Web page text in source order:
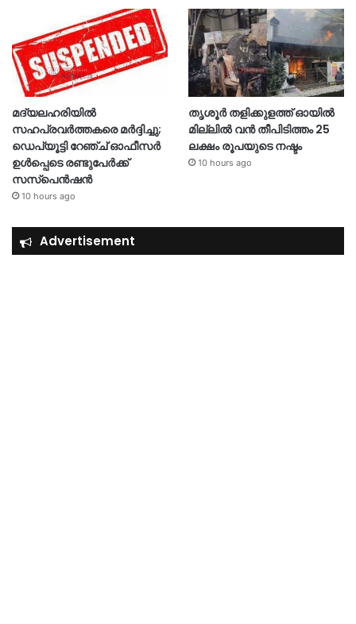
മദ്യലഹരിയിൽ
സഹപ്രവർത്തകരെ മർദ്ദിച്ചു;
ഡെപ്യൂട്ടി റേഞ്ച് ഓഫീസർ
ഉൾപ്പെടെ രണ്ടുപേർക്ക്
സസ്‌പെൻഷൻ
10 hours ago
തൃശൂര്‍ തളിക്കുളത്ത് ഓയില്‍
മില്ലില്‍ വൻ തീപിടിത്തം 25
ലക്ഷം രൂപയുടെ നഷ്ടം
10 hours ago
Advertisement